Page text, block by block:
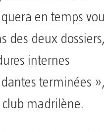
en temps
des deux
internes
terminées
club madrilène.